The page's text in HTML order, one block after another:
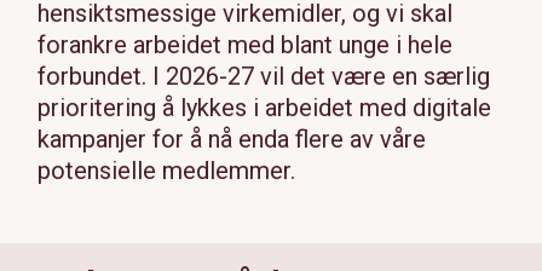
hensiktsmessige virkemidler, og vi skal
forankre arbeidet med blant unge i hele
forbundet. I 2026-27 vil det være en særlig
prioritering å lykkes i arbeidet med digitale
kampanjer for å nå enda flere av våre
potensielle medlemmer.